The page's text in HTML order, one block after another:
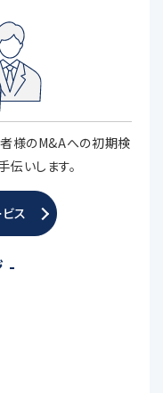
様のM&Aへの初期検
いします。
ス
-